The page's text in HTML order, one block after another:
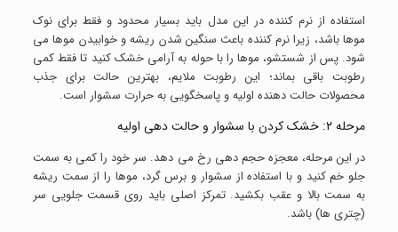
استفاده از نرم کننده در این مدل باید بسیار محدود و فقط برای نوک
موها باشد، زیرا نرم کننده باعث سنگین شدن ریشه و خوابیدن موها می
شود. پس از شستشو، موها را با حوله به آرامی خشک کنید تا فقط کمی
رطوبت باقی بماند؛ این رطوبت ملایم، بهترین حالت برای جذب
محصولات حالت دهنده اولیه و پاسخگویی به حرارت سشوار است.
مرحله ۲: خشک کردن با سشوار و حالت دهی اولیه
در این مرحله، معجزه حجم دهی رخ می دهد. سر خود را کمی به سمت
جلو خم کنید و با استفاده از سشوار و برس گرد، موها را از سمت ریشه
به سمت بالا و عقب بکشید. تمرکز اصلی باید روی قسمت جلویی سر
(چتری ها) باشد.